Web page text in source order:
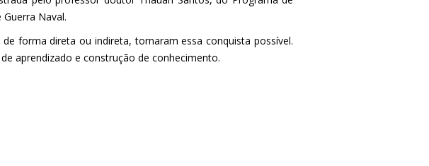
Naval.
forma direta ou indireta, tornaram essa conquista possível.
aprendizado e construção de conhecimento.